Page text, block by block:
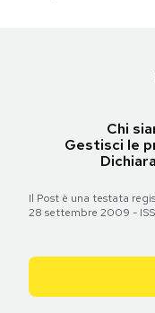
Chi
Gestisci le
Il Post è una testata
28 settembre 2009 -